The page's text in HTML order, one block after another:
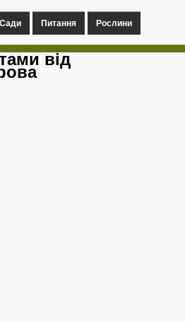
Сади Питання Рослини
від